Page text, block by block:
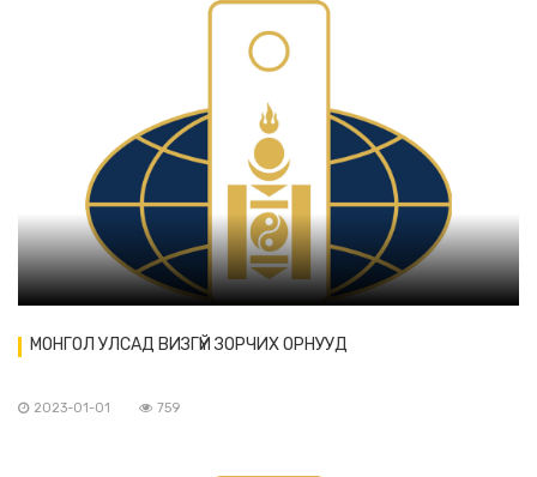
МОНГОЛ УЛСАД ВИЗГҮЙ ЗОРЧИХ ОРНУУД
2023-01-01 759